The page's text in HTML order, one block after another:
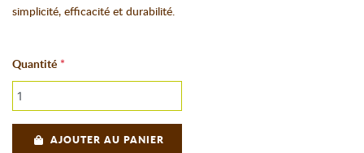
simplicité, efficacité et durabilité.
Quantité
AJOUTER AU PANIER